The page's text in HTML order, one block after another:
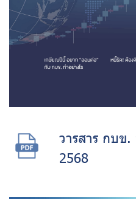
วารสาร กบข
2568